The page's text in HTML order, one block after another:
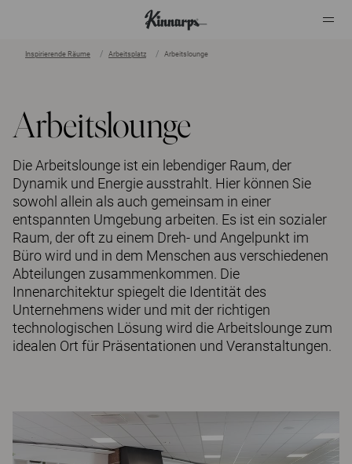
Inspirierende Räume Arbeitsplatz Arbeitslounge
Arbeitslounge
Die Arbeitslounge ist ein lebendiger Raum, der
Dynamik und Energie ausstrahlt. Hier können Sie
sowohl allein als auch gemeinsam in einer
entspannten Umgebung arbeiten. Es ist ein sozialer
Raum, der oft zu einem Dreh- und Angelpunkt im
Büro wird und in dem Menschen aus verschiedenen
Abteilungen zusammenkommen. Die
Innenarchitektur spiegelt die Identität des
Unternehmens wider und mit der richtigen
technologischen Lösung wird die Arbeitslounge zum
idealen Ort für Präsentationen und Veranstaltungen.